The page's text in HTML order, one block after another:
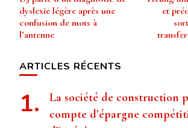
dyslexie légère après une
confusion de mots à
l’antenne
et
ARTICLES RÉCENTS
La société de construction
compte d’épargne